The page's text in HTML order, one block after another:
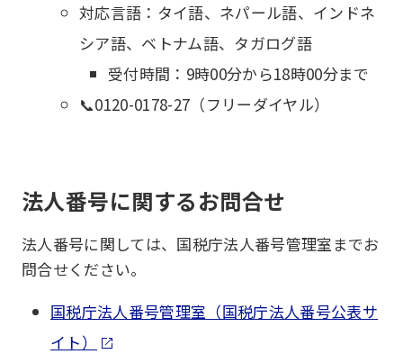
対応言語：タイ語、ネパール語、インドネ
シア語、ベトナム語、タガログ語
受付時間：9時00分から18時00分まで
📞0120-0178-27（フリーダイヤル）
法人番号に関するお問合せ
法人番号に関しては、国税庁法人番号管理室までお
問合せください。
国税庁法人番号管理室（国税庁法人番号公表サ
イト）